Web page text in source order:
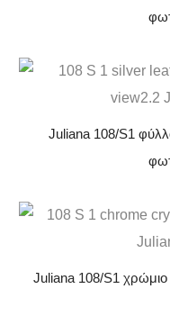
Juliana 108/S1
Juliana 108/S1 χρώμιο